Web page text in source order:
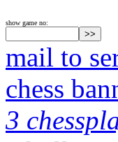
show game no:
mail to
chess
3